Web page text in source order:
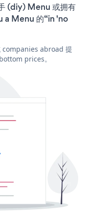
(diy) Menu 或拥有
a Menu 的“in 'no
companies abroad 提
prices。